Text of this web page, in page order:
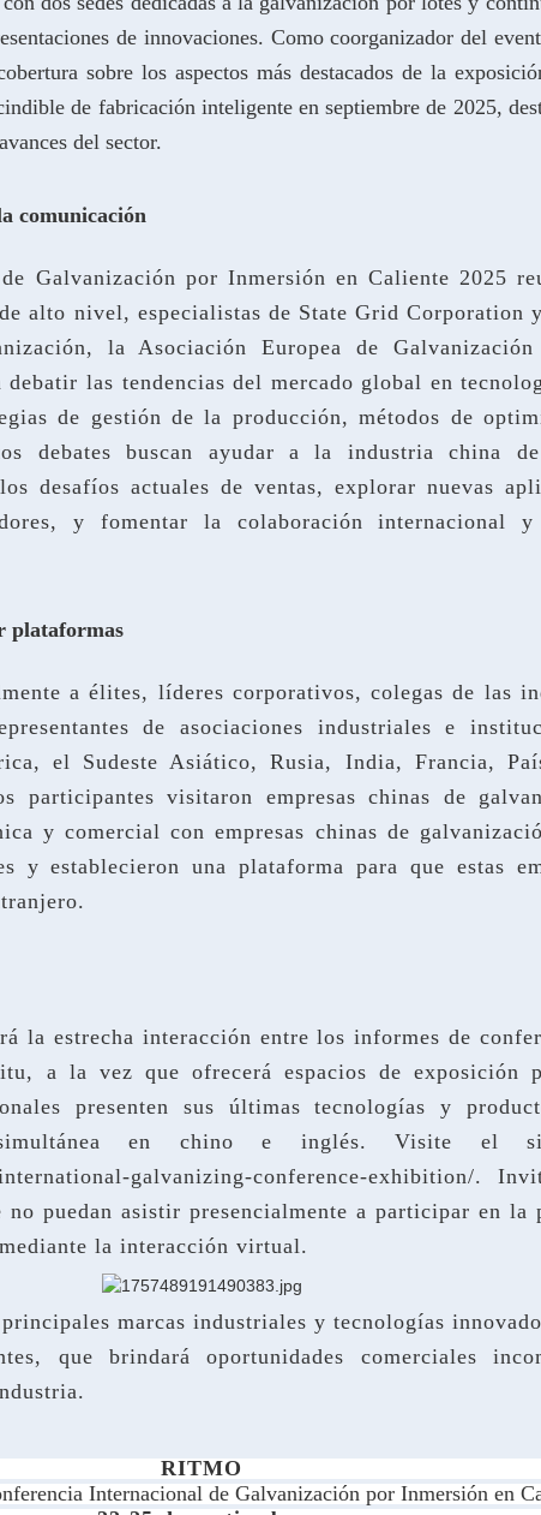
de innovaciones. Como coorganizador del
sobre los aspectos más destacados de la
de fabricación inteligente en septiembre de 2025,
del sector.
comunicación
Galvanización por Inmersión en Caliente 2025
alto nivel, especialistas de State Grid Corporation
la Asociación Europea de
las tendencias del mercado global en
de gestión de la producción, métodos de
debates buscan ayudar a la industria china
desafíos actuales de ventas, explorar nuevas
y fomentar la colaboración internacional
plataformas
a élites, líderes corporativos, colegas de las
de asociaciones industriales e
el Sudeste Asiático, Rusia, India, Francia,
participantes visitaron empresas chinas de
y comercial con empresas chinas de
y establecieron una plataforma para que estas
la estrecha interacción entre los informes de
a la vez que ofrecerá espacios de exposición
presenten sus últimas tecnologías y
simultánea en chino e inglés. Visite el
galvanizing-conference-exhibition/.
puedan asistir presencialmente a participar en la
la interacción virtual.
marcas industriales y tecnologías
que brindará oportunidades comerciales
RITMO
Internacional de Galvanización por Inmersión en